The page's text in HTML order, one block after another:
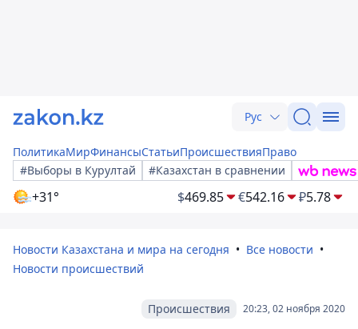
Рус
ПолитикаМирФинансыСтатьиПроисшествияПраво
#Выборы в Курултай
#Казахстан в сравнении
+31° $469.85 €542.16 ₽5.78
Новости Казахстана и мира на сегодня
Все новости
Новости происшествий
20:23, 02 ноября 2020
Происшествия